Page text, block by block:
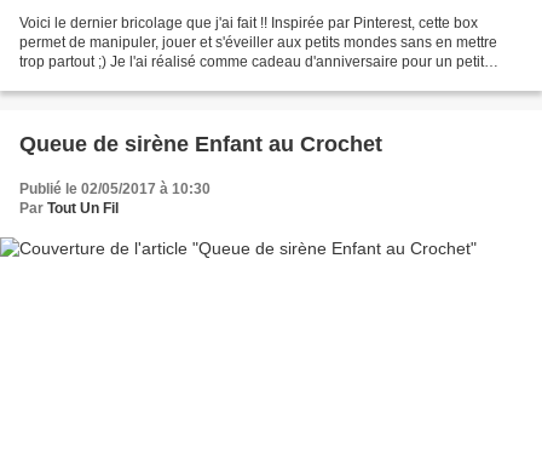
Voici le dernier bricolage que j'ai fait !! Inspirée par Pinterest, cette box
permet de manipuler, jouer et s'éveiller aux petits mondes sans en mettre
trop partout ;) Je l'ai réalisé comme cadeau d'anniversaire pour un petit
Queue de sirène Enfant au Crochet
Publié le 02/05/2017 à 10:30
Par Tout Un Fil